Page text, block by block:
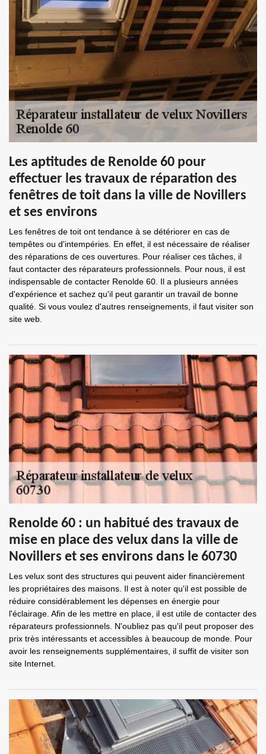
Les aptitudes de Renolde 60 pour
effectuer les travaux de réparation des
fenêtres de toit dans la ville de Novillers
et ses environs
Les fenêtres de toit ont tendance à se détériorer en cas de
tempêtes ou d'intempéries. En effet, il est nécessaire de réaliser
des réparations de ces ouvertures. Pour réaliser ces tâches, il
faut contacter des réparateurs professionnels. Pour nous, il est
indispensable de contacter Renolde 60. Il a plusieurs années
d'expérience et sachez qu'il peut garantir un travail de bonne
qualité. Si vous voulez d'autres renseignements, il faut visiter son
site web.
Renolde 60 : un habitué des travaux de
mise en place des velux dans la ville de
Novillers et ses environs dans le 60730
Les velux sont des structures qui peuvent aider financièrement
les propriétaires des maisons. Il est à noter qu'il est possible de
réduire considérablement les dépenses en énergie pour
l'éclairage. Afin de les mettre en place, il est utile de contacter des
réparateurs professionnels. N'oubliez pas qu'il peut proposer des
prix très intéressants et accessibles à beaucoup de monde. Pour
avoir les renseignements supplémentaires, il suffit de visiter son
site Internet.